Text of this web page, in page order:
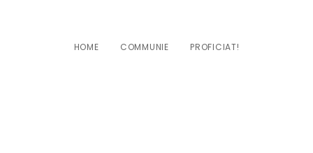
HOME COMMUNIE PROFICIAT!